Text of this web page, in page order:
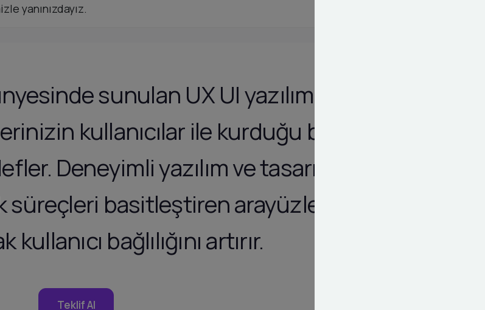
yanınızdayız.
sunulan UX UI yazılım
kullanıcılar ile kurduğu bağı
Deneyimli yazılım ve tasarım
süreçleri basitleştiren arayüzler
bağlılığını artırır.
Teklif Al